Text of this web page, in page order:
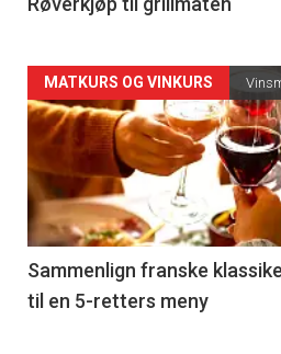
Forsiden
akkurat
nå
-
5
MATKURS OG VINKURS
Sammenlign franske
til en 5-retters meny